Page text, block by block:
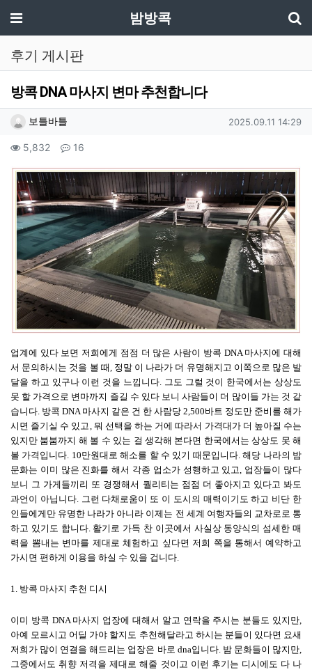
메뉴 밤방콕
후기 게시판
방콕 DNA 마사지 변마 추천합니다
작성자 정보
보틀바틀 작성일
2025.09.11 14:29
컨텐츠 정보
5,832조회 16
본문
업계에 있다 보면 저희에게 점점 더 많은 사람이 방콕 DNA 마사지에 대해
서 문의하시는 것을 볼 때 정말 이 나라가 더 유명해지고 이쪽으로 많은 발
달을 하고 있구나 이런 것을 느낍니다 그도 그럴 것이 한국에서는 상상도
못 할 가격으로 변마까지 즐길 수 있다 보니 사람들이 더 많이들 가는 것 같
습니다 방콕 DNA 마사지 같은 건 한 사람당 2,500바트 정도만 준비를 해가
시면 즐기실 수 있고 뭐 선택을 하는 거에 따라서 가격대가 더 높아질 수는
있지만 붐붐까지 해 볼 수 있는 걸 생각해 본다면 한국에서는 상상도 못 해
볼 가격입니다 . 10만원대로 해소를 할 수 있기 때문입니다.해당 나라의 밤
문화는 이미 많은 진화를 해서 각종 업소가 성행하고 있고
업장들이 많다
보니 그 가게들끼리 또 경쟁해서 퀄리티는 점점 더 좋아지고 있다고 봐도
과언이 아닙니다. 그런 다채로움이 또 이 도시의 매력이기도 하고 비단 한
인들에게만 유명한 나라가 아니라 이제는 전 세계 여행자들의 교차로로 통
하고 있기도 합니다. 활기로 가득 찬 이곳에서 사실상 동양식의 섬세한 매
력을 뽐내는 변마를 제대로 체험하고 싶다면 저희 쪽을 통해서 예약하고
가시면 편하게 이용을 하실 수 있을 겁니다
1. 방콕 마사지 추천 디시
이미 방콕 DNA 마사지 업장에 대해서 알고 연락을 주시는 분들도 있지만
아예 모르시고 어딜 가야 할지도 추천해달라고 하시는 분들이 있다면 요새
저희가 많이 연결을 해드리는 업장은 바로 dna입니다. 밤 문화들이 많지만
그중에서도 취향 저격을 제대로 해줄 것이고 이런 후기는 디시에도 다 나